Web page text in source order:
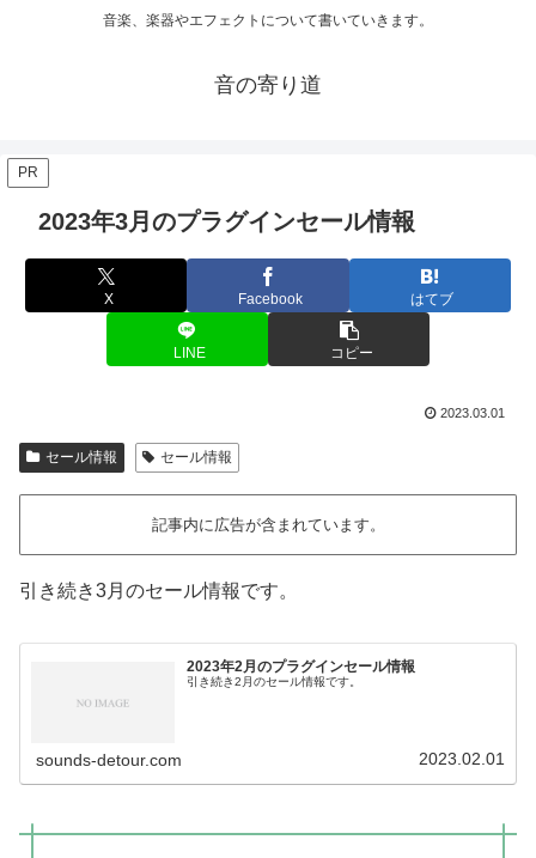
音楽、楽器やエフェクトについて書いていきます。
音の寄り道
PR
2023年3月のプラグインセール情報
X Facebook はてブ
LINE コピー
2023.03.01
セール情報 セール情報
記事内に広告が含まれています。
引き続き3月のセール情報です。
2023年2月のプラグインセール情報
引き続き2月のセール情報です。
sounds-detour.com 2023.02.01